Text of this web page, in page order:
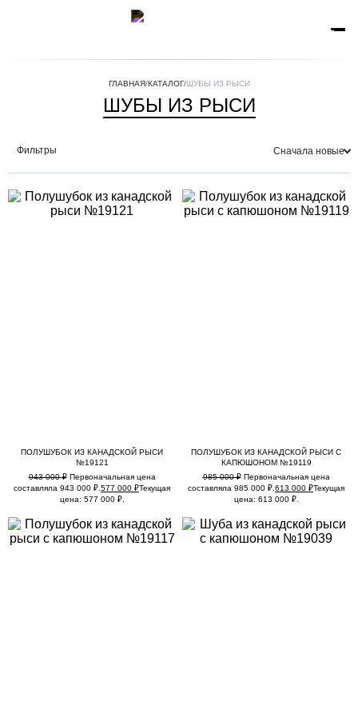
ГЛАВНАЯ/КАТАЛОГ/ШУБЫ ИЗ РЫСИ
ШУБЫ ИЗ РЫСИ
Фильтры Сначала новые
ПОЛУШУБОК ИЗ КАНАДСКОЙ РЫСИ
№19121
943 000₽ Первоначальная цена
составляла 943 000 ₽.577 000 ₽Текущая
цена: 577 000 ₽.
ПОЛУШУБОК ИЗ КАНАДСКОЙ РЫСИ С
КАПЮШОНОМ №19119
985 000₽ Первоначальная цена
составляла 985 000 ₽.613 000 ₽Текущая
цена: 613 000 ₽.